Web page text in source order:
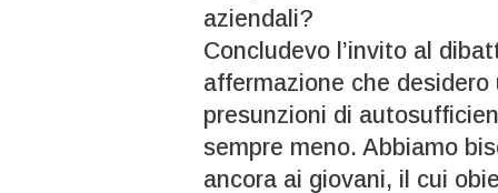
aziendali?
Concludevo l’invito al
affermazione che
presunzioni di
sempre meno. Abbiamo
ancora ai giovani, il cui